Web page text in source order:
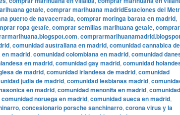
getafe, comprar marihuana madridEstaciones del
puerto de navacerrada, comprar moringa barata en madrid,
ropa getafe, comprar semillas marihuana getafe, comprar
, comprarmarihuanamadrid.blogspot
, comunidad australiana en madrid, comunidad cannabica de
en madrid, comunidad colombiana en madrid, comunidad
en madrid, comunidad gay madrid, comunidad
de madrid, comunidad irlandesa de madrid, comunidad
judia de madrid, comunidad lesbianas madrid,
en madrid, comunidad menonita en madrid, comunidad
comunidad noruega en madrid, comunidad sueca en madrid,
, concesionario porsche sanchinarro, corona virus y la